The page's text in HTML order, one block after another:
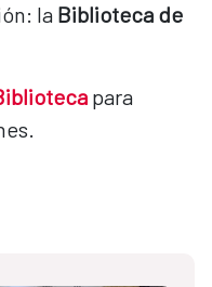
la Biblioteca de
para